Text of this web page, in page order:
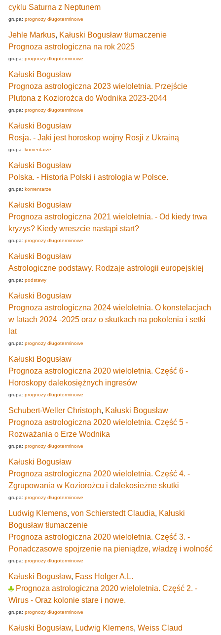
cyklu Saturna z Neptunem
grupa: prognozy długoterminowe
Jehle Markus, Kałuski Bogusław tłumaczenie
Prognoza astrologiczna na rok 2025
grupa: prognozy długoterminowe
Kałuski Bogusław
Prognoza astrologiczna 2023 wieloletnia. Przejście
Plutona z Koziorożca do Wodnika 2023-2044
grupa: prognozy długoterminowe
Kałuski Bogusław
Rosja. - Jaki jest horoskop wojny Rosji z Ukrainą
grupa: komentarze
Kałuski Bogusław
Polska. - Historia Polski i astrologia w Polsce.
grupa: komentarze
Kałuski Bogusław
Prognoza astrologiczna 2021 wieloletnia. - Od kiedy trwa
kryzys? Kiedy wreszcie nastąpi start?
grupa: prognozy długoterminowe
Kałuski Bogusław
Astrologiczne podstawy. Rodzaje astrologii europejskiej
grupa: podstawy
Kałuski Bogusław
Prognoza astrologiczna 2024 wieloletnia. O konstelacjach
w latach 2024 -2025 oraz o skutkach na pokolenia i setki
lat
grupa: prognozy długoterminowe
Kałuski Bogusław
Prognoza astrologiczna 2020 wieloletnia. Część 6 -
Horoskopy dalekosiężnych ingresów
grupa: prognozy długoterminowe
Schubert-Weller Christoph, Kałuski Bogusław
Prognoza astrologiczna 2020 wieloletnia. Część 5 -
Rozważania o Erze Wodnika
grupa: prognozy długoterminowe
Kałuski Bogusław
Prognoza astrologiczna 2020 wieloletnia. Część 4. -
Zgrupowania w Koziorożcu i dalekosieżne skutki
grupa: prognozy długoterminowe
Ludwig Klemens, von Schierstedt Claudia, Kałuski
Bogusław tłumaczenie
Prognoza astrologiczna 2020 wieloletnia. Część 3. -
Ponadczasowe spojrzenie na pieniądze, władzę i wolność
grupa: prognozy długoterminowe
Kałuski Bogusław, Fass Holger A.L.
Prognoza astrologiczna 2020 wieloletnia. Część 2. -
Wirus - Oraz kolonie stare i nowe.
grupa: prognozy długoterminowe
Kałuski Bogusław, Ludwig Klemens, Weiss Claud